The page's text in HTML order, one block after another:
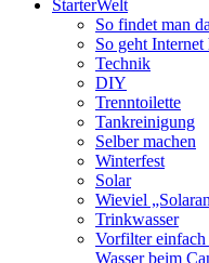
StarterWelt
So findet man
So geht
Technik
DIY
Trenntoilette
Tankreinigung
Selber machen
Winterfest
Solar
Wieviel
Trinkwasser
Vorfilter einfach
Wasser beim